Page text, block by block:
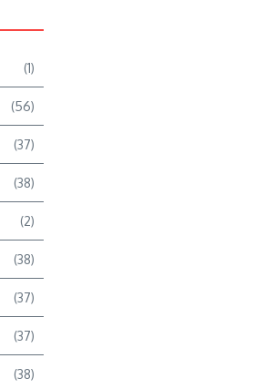
(1)
(56)
(37)
(38)
(2)
(38)
(37)
(37)
(38)